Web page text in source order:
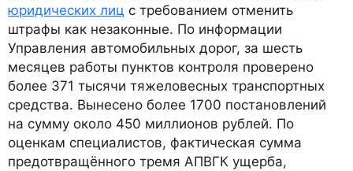
юридических лиц с требованием отменить
штрафы как незаконные. По информации
Управления автомобильных дорог, за шесть
месяцев работы пунктов контроля проверено
более 371 тысячи тяжеловесных транспортных
средства. Вынесено более 1700 постановлений
на сумму около 450 миллионов рублей. По
оценкам специалистов, фактическая сумма
предотвращённого тремя АПВГК ущерба,